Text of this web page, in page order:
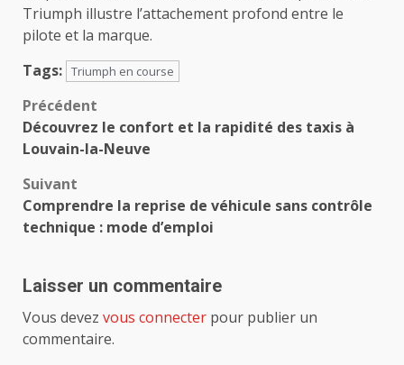
Triumph illustre l’attachement profond entre le
pilote et la marque.
Tags: Triumph en course
Navigation
d’article
Précédent
Découvrez le confort et la rapidité des taxis à
Louvain-la-Neuve
Suivant
Comprendre la reprise de véhicule sans contrôle
technique : mode d’emploi
Laisser un commentaire
Vous devez vous connecter pour publier un
commentaire.